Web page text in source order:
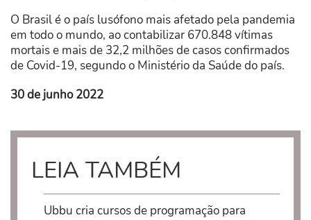
O Brasil é o país lusófono mais afetado pela pandemia
em todo o mundo, ao contabilizar 670.848 vítimas
mortais e mais de 32,2 milhões de casos confirmados
de Covid-19, segundo o Ministério da Saúde do país.
30 de junho 2022
LEIA TAMBÉM
Ubbu cria cursos de programação para